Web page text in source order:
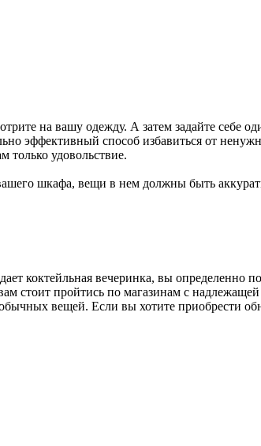
на вашу одежду. А затем задайте себе
эффективный способ избавиться от
только удовольствие.
шкафа, вещи в нем должны быть
коктейльная вечеринка, вы
стоит пройтись по магазинам с
вещей. Если вы хотите приобрести